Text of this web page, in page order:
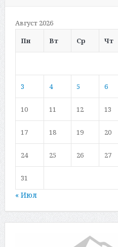
Август 2026
Пн
Вт Ср Чт
3 4 5 6
10 11 12 13
17 18 19 20
24 25 26 27
31
« Июл